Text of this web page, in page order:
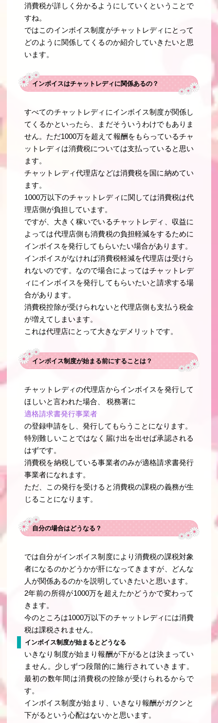
消費税が詳しく分かるようにしていくということで
すね。
ではこのインボイス制度がチャットレディにとって
どのように関係してくるのか紹介していきたいと思
います。
インボイスはチャットレディに関係あるの？
すべてのチャットレディにインボイス制度が関係し
てくるかといったら、まだそういうわけでもありま
せん。ただ1000万を超えて報酬をもらっているチャ
ットレディは消費税については支払っていると思い
ます。
チャットレディ代理店などは消費税を国に納めてい
ます。
1000万以下のチャットレディに関しては消費税は代
理店側が負担しています。
ですが、大きく稼いでいるチャットレディ、収益に
よっては代理店側も消費税の負担軽減をするために
インボイスを発行してもらいたい場合があります。
インボイスがなければ消費税軽減を代理店は受けら
れないのです。なので場合によってはチャットレデ
ィにインボイスを発行してもらいたいと請求する場
合があります。
消費税控除が受けられないと代理店側も支払う税金
が増えてしまいます。
これは代理店にとって大きなデメリットです。
インボイス制度が始まる前にすることは？
チャットレディの代理店からインボイスを発行して
ほしいと言われた場合、 税務署に
適格請求書発行事業者
の登録申請をし、発行してもらうことになります。
特別難しいことではなく届け出を出せば承認される
はずです。
消費税を納税している事業者のみが適格請求書発行
事業者になれます。
ただ、この発行を受けると消費税の課税の義務が生
じることになります。
自分の場合はどうなる？
では自分がインボイス制度により消費税の課税対象
者になるのかどうかが肝になってきますが、どんな
人が関係あるのかを説明していきたいと思います。
2年前の所得が1000万を超えたかどうかで変わって
きます。
今のところは1000万以下のチャットレディには消費
税は課税されません。
インボイス制度が始まるとどうなる
いきなり制度が始まり報酬が下がるとは決まってい
ません。少しずつ段階的に施行されていきます。
最初の数年間は消費税の控除が受けられるからで
す。
インボイス制度が始まり、いきなり報酬がガクンと
下がるという心配はないかと思います。